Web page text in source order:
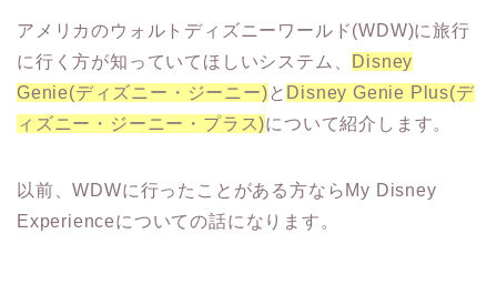
アメリカのウォルトディズニーワールド(WDW)に旅行
に行く方が知っていてほしいシステム、 Disney
Genie(ディズニー・ジーニー) と Disney Genie Plus(デ
ィズニー・ジーニー・プラス)について紹介します。
以前、WDWに行ったことがある方ならMy Disney
Experienceについての話になります。